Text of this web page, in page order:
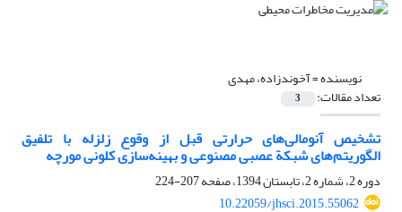
نویسنده =آخوندزاده، مهدی
تعداد مقالات: 3
تشخیص آنومالی‌‌های حرارتی قبل از وقوع زلزله با تلفیق
الگوریتم‌های شبکة عصبی مصنوعی و بهینه‌سازی کلونی مورچه
دوره 2، شماره 2، تابستان 1394، صفحه
207-224
10.22059/jhsci.2015.55062